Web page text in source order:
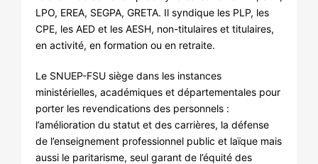
LPO, EREA, SEGPA, GRETA. Il syndique les PLP, les
CPE, les AED et les AESH, non-titulaires et titulaires,
en activité, en formation ou en retraite.
Le SNUEP-FSU siège dans les instances
ministérielles, académiques et départementales pour
porter les revendications des personnels :
l’amélioration du statut et des carrières, la défense
de l’enseignement professionnel public et laïque mais
aussi le paritarisme, seul garant de l’équité des